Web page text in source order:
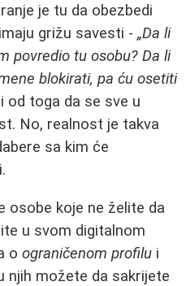
je tu da obezbedi
grižu savesti - „Da li
povredio tu osobu? Da li
blokirati, pa ću osetiti
toga da se sve u
No, realnost je takva
sa kim će
osobe koje ne želite da
u svom digitalnom
o ograničenom profilu i
njih možete da sakrijete